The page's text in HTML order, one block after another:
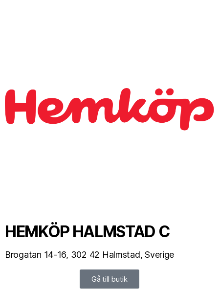
HEMKÖP HALMSTAD C
Brogatan 14-16, 302 42 Halmstad, Sverige
Gå till butik